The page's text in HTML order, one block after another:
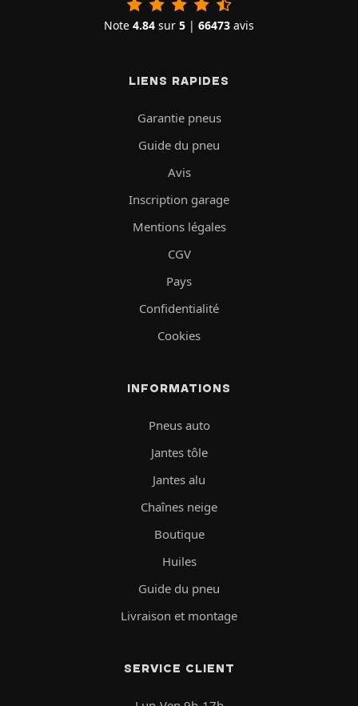
Note 4.84 sur 5 | 66473 avis
LIENS RAPIDES
Garantie pneus
Guide du pneu
Avis
Inscription garage
Mentions légales
CGV
Pays
Confidentialité
Cookies
INFORMATIONS
Pneus auto
Jantes tôle
Jantes alu
Chaînes neige
Boutique
Huiles
Guide du pneu
Livraison et montage
SERVICE CLIENT